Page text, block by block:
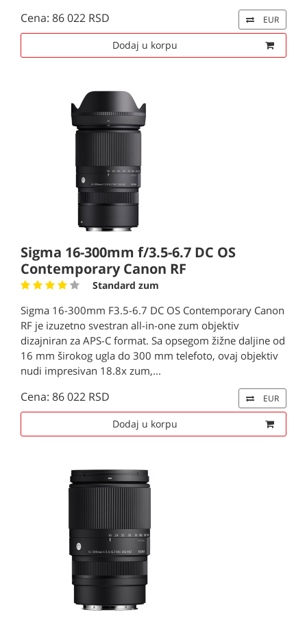
Cena: 86 022 RSD EUR
Dodaj u korpu
Sigma 16-300mm f/3.5-6.7 DC OS
Contemporary Canon RF
Standard zum
Sigma 16-300mm F3.5-6.7 DC OS Contemporary Canon
RF je izuzetno svestran all-in-one zum objektiv
dizajniran za APS-C format. Sa opsegom žižne daljine od
16 mm širokog ugla do 300 mm telefoto, ovaj objektiv
nudi impresivan 18.8x zum,...
Cena: 86 022 RSD EUR
Dodaj u korpu